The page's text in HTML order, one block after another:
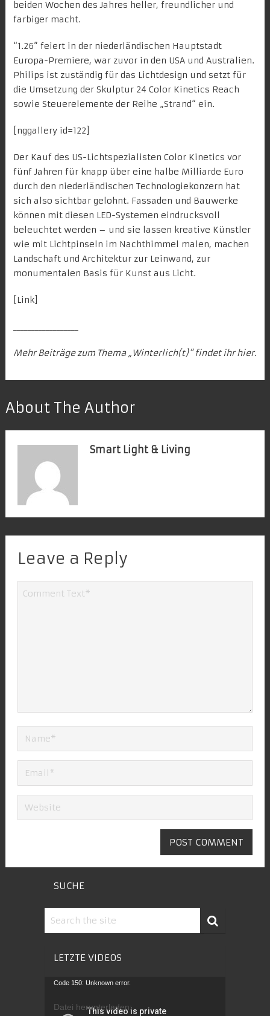
beiden Wochen des Jahres heller, freundlicher und
farbiger macht.
“1.26” feiert in der niederländischen Hauptstadt
Europa-Premiere, war zuvor in den USA und Australien.
Philips ist zuständig für das Lichtdesign und setzt für
die Umsetzung der Skulptur 24 Color Kinetics Reach
sowie Steuerelemente der Reihe „Strand“ ein.
[nggallery id=122]
Der Kauf des US-Lichtspezialisten Color Kinetics vor
fünf Jahren für knapp über eine halbe Milliarde Euro
durch den niederländischen Technologiekonzern hat
sich also sichtbar gelohnt. Fassaden und Bauwerke
können mit diesen LED-Systemen eindrucksvoll
beleuchtet werden – und sie lassen kreative Künstler
wie mit Lichtpinseln im Nachthimmel malen, machen
Landschaft und Architektur zur Leinwand, zur
monumentalen Basis für Kunst aus Licht.
Link]
Mehr Beiträge zum Thema „Winterlich(t)“ findet ihrhier.
About The Author
Smart Light & Living
Leave a Reply
SUCHE
LETZTE VIDEOS
Video-
Code 150: Unknown error.
Datei herunterladen: